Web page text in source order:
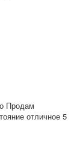
Продам
отличное 5